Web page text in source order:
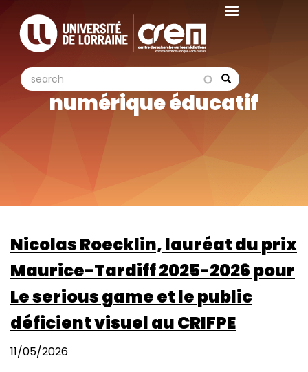
contenu
Search
search search
numérique éducatif
Nicolas Roecklin, lauréat du prix
Maurice-Tardiff 2025-2026 pour
Le serious game et le public
déficient visuel au CRIFPE
11/05/2026